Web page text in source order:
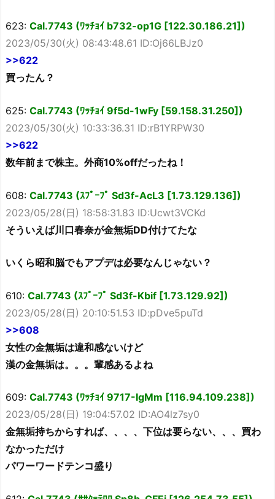
623: Cal.7743 (ﾜｯﾁｮｲ b732-op1G [122.30.186.21])
2023/05/30(火) 08:43:48.61 ID:Oj66LBJz0
>>622
買ったん？
625: Cal.7743 (ﾜｯﾁｮｲ 9f5d-1wFy [59.158.31.250])
2023/05/30(火) 10:33:36.31 ID:rB1YRPW30
>>622
数年前まで株主。外商10%offだったね！
608: Cal.7743 (ｽﾌﾟｰﾌﾟ Sd3f-AcL3 [1.73.129.136])
2023/05/28(日) 18:58:31.83 ID:Ucwt3VCKd
そういえば川口春奈が金無垢DD付けてたな
いくら昭和脳でもアプデは必要なんじゃない？
610: Cal.7743 (ｽﾌﾟｰﾌﾟ Sd3f-Kbif [1.73.129.92])
2023/05/28(日) 20:10:51.53 ID:pDve5puTd
>>608
女性の金無垢は違和感ないけど
漢の金無垢は。。。輩感あるよね
609: Cal.7743 (ﾜｯﾁｮｲ 9717-IgMm [116.94.109.238])
2023/05/28(日) 19:04:57.02 ID:AO4lz7sy0
金無垢持ちからすれば、、、、下位は要らない、、、買わ
なかっただけ
パワーワードテンコ盛り